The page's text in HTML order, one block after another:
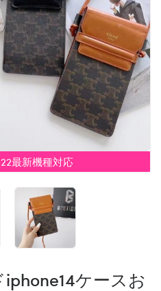
最新機種対応
ケースお